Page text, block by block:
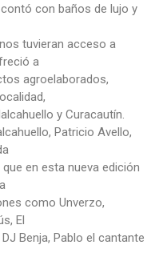
con baños de lujo y
tuvieran acceso a
a
agroelaborados,
y Curacautín.
Patricio Avello,
en esta nueva edición
como Unverzo,
El
Benja, Pablo el cantante